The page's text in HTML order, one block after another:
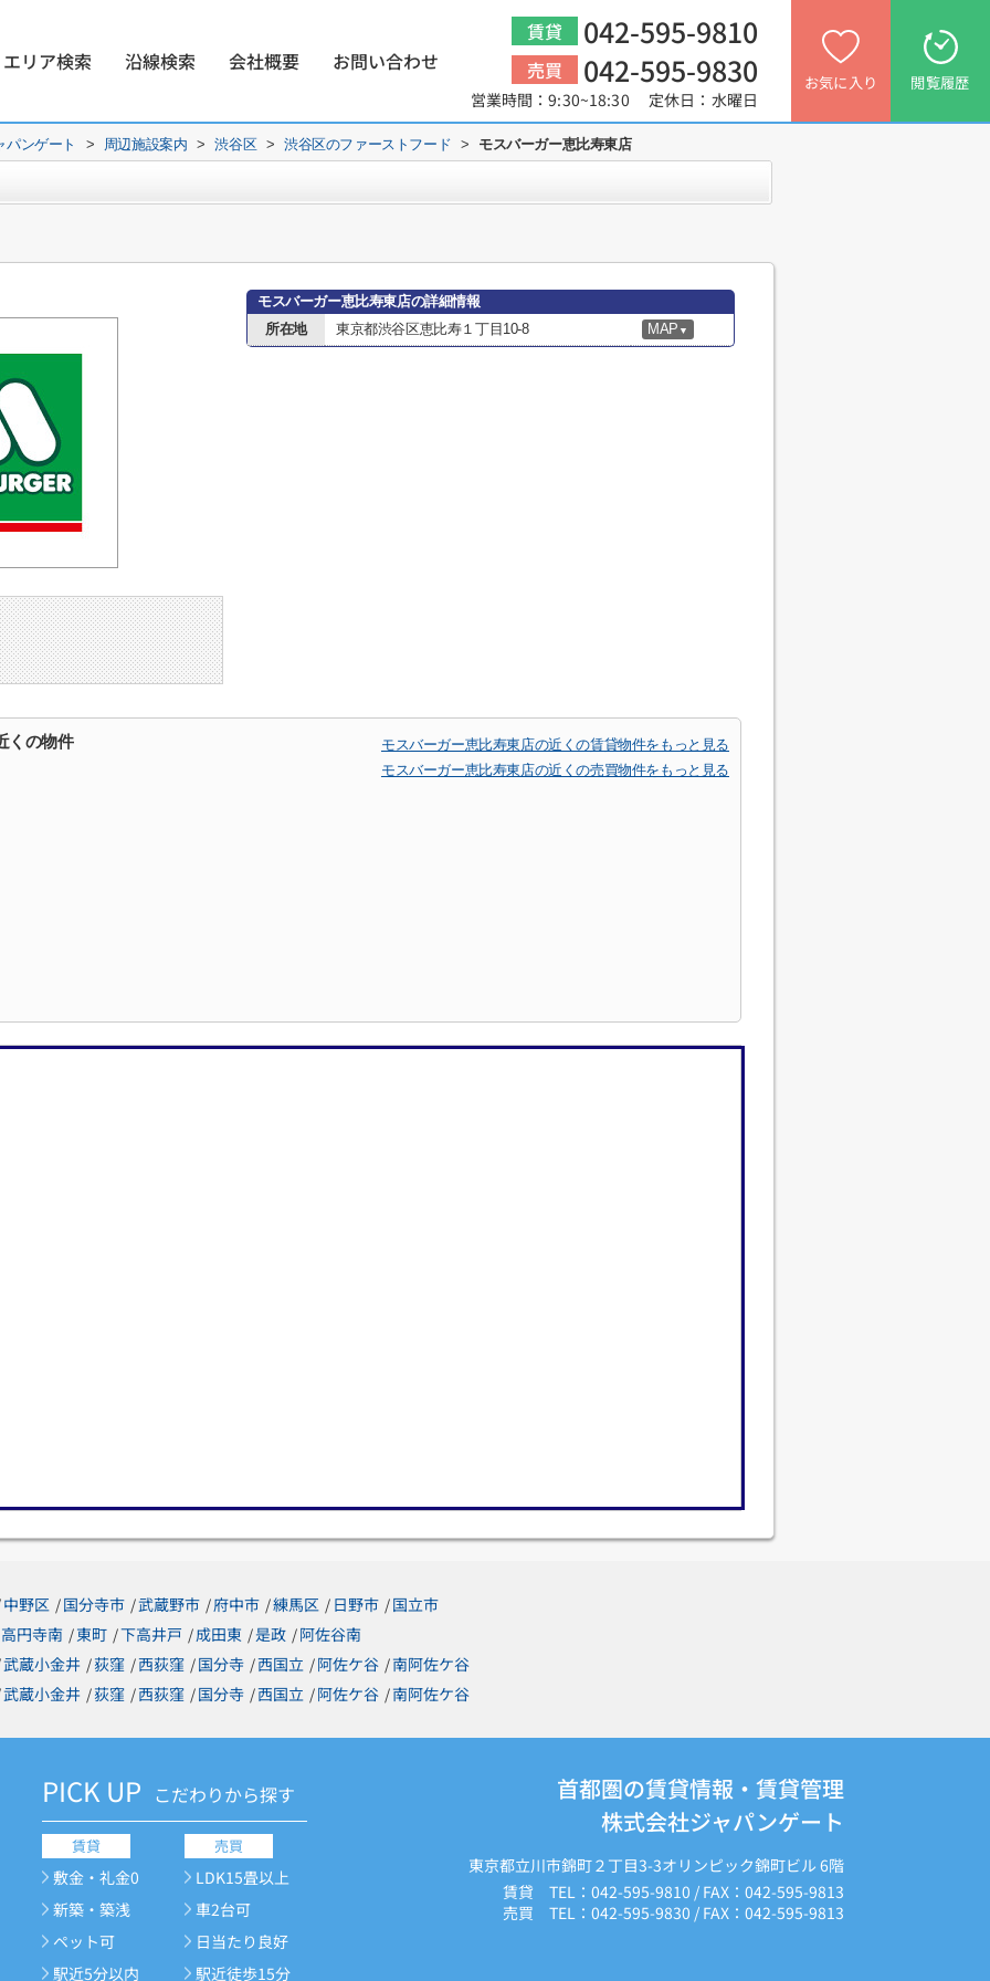
エリア検索 沿線検索 会社概要 お問い合わせ
賃貸 042-595-9810
売買 042-595-9830
営業時間：9:30~18:30 定休日：水曜日
お気に入り 閲覧履歴
パンゲート > 周辺施設案内 > 渋谷区 > 渋谷区のファーストフード > モスバーガー恵比寿東店
モスバーガー恵比寿東店の詳細情報
所在地
東京都渋谷区恵比寿１丁目10-8 MAP ▼
くの物件
モスバーガー恵比寿東店の近くの賃貸物件をもっと見る
モスバーガー恵比寿東店の近くの売買物件をもっと見る
中野区 /国分寺市 /武蔵野市 /府中市 /練馬区 / 日野市 /国立市
高円寺南 /東町 /下高井戸 /成田東 /是政 /阿佐谷南
武蔵小金井 /荻窪 /西荻窪 /国分寺 /西国立 /阿佐ケ谷 /南阿佐ケ谷
武蔵小金井 /荻窪 /西荻窪 /国分寺 /西国立 /阿佐ケ谷 /南阿佐ケ谷
PICK UP こだわりから探す
賃貸
敷金・礼金0
新築・築浅
ペット可
駅近5分以内
売買
LDK15畳以上
車2台可
日当たり良好
駅近徒歩15分
首都圏の賃貸情報・賃貸管理
株式会社ジャパンゲート
東京都立川市錦町２丁目3-3オリンピック錦町ビル 6階
賃貸 TEL：042-595-9810 / FAX：042-595-9813
売買 TEL：042-595-9830 / FAX：042-595-9813